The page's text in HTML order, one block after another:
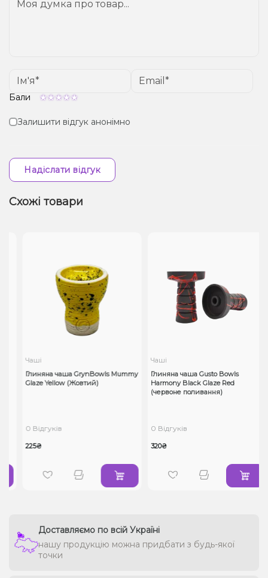
Бали
Залишити відгук анонімно
Надіслати відгук
Схожі товари
Чаші
Глиняна чаша GrynBowls Mummy
Glaze Yellow (Жовтий)
0 Відгуків
225₴
Чаші
Глиняна чаша Gusto Bowls
Harmony Black Glaze Red
(червоне поливання)
0 Відгуків
320₴
Доставляємо по всій Україні
нашу продукцію можна придбати з будь-якої
точки